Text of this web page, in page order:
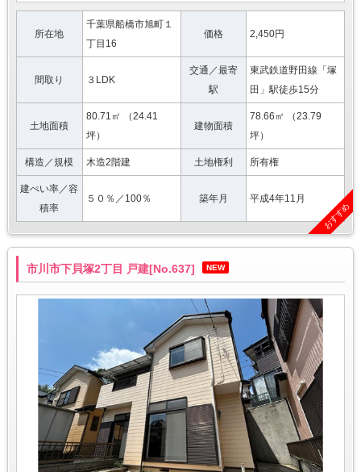
所在地
千葉県船橋市旭町１
丁目16
価格 2,450円
間取り ３LDK
交通／最寄
駅
東武鉄道野田線「塚
田」駅徒歩15分
土地面積
80.71㎡ （24.41
坪）
建物面積
78.66㎡ （23.79
坪）
構造／規模 木造2階建 土地権利 所有権
建ぺい率／容
積率
５０％／100％ 築年月 平成4年11月
おすすめ
市川市下貝塚2丁目 戸建[No.637] NEW